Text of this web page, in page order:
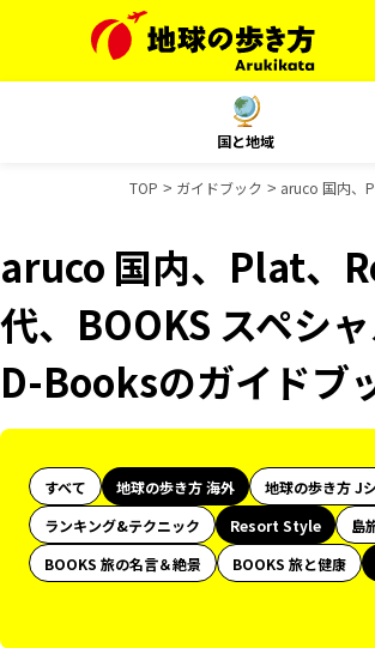
国と地域
TOP ガイドブック aruco 国内、
aruco 国内、Plat、
代、BOOKS スペシ
D-Booksのガイドブ
すべて 地球の歩き方 海外 地球の歩き方 J
ランキング&テクニック
Resort Style 島
BOOKS 旅の名言＆絶景
BOOKS 旅と健康